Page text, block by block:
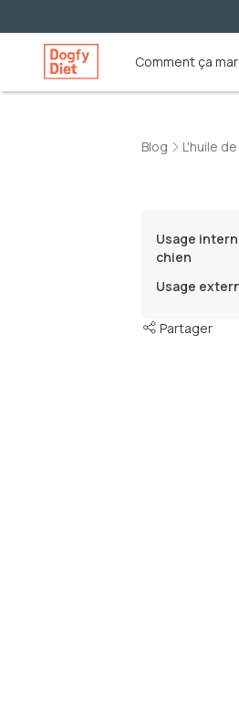
Comment ça
Blog L'huile
Usage
chien
Usage
Partager